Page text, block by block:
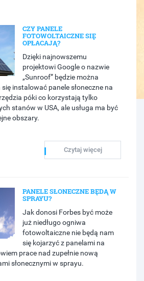
CZY PANELE
FOTOWOLTAICZNE SIĘ
OPŁACAJĄ?
Dzięki najnowszemu
projektowi Google o nazwie
„Sunroof” będzie można
instalować panele słoneczne na
póki co korzystają tylko
stanów w USA, ale usługa ma być
obszary.
Czytaj więcej
PANELE SŁONECZNE BĘDĄ W
SPRAYU?
Jak donosi Forbes być może
już niedługo ogniwa
fotowoltaiczne nie będą nam
się kojarzyć z panelami na
prace nad zupełnie nową
słonecznymi w sprayu.